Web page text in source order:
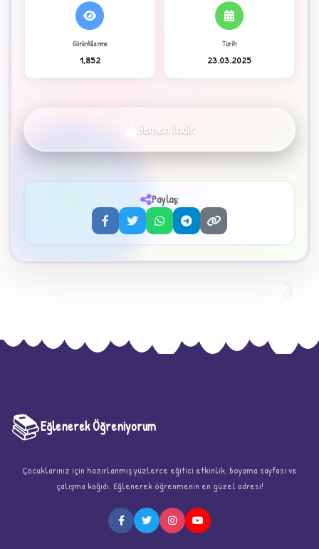
✦
Görüntülenme
1,852
Tarih
23.03.2025
Hemen İndir
Paylaş:
📚Eğlenerek Öğreniyorum
Çocuklarınız için hazırlanmış yüzlerce eğitici etkinlik, boyama sayfası ve
çalışma kağıdı. Eğlenerek öğrenmenin en güzel adresi!